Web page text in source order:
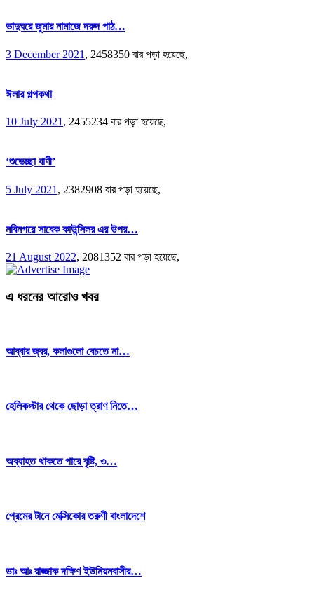
ভাদুঘরে জুমার নামাজে দরুদ পাঠ…
3 December 2021 , 2458350 বার পড়া হয়েছে,
ঈলার গল্পকথা
10 July 2021 , 2455234 বার পড়া হয়েছে,
‘শুভেচ্ছা বাণী’
5 July 2021 , 2382908 বার পড়া হয়েছে,
নবিনগরে সাবেক কাউন্সিলর এর উপর…
21 August 2022, 2081352 বার পড়া হয়েছে,
এ ধরনের আরোও খবর
আব্বার জ্বর, কলাগুলো বেচতে না…
হেলিকপ্টার থেকে ছোড়া ত্রাণ নিতে…
অব্যাহত থাকতে পারে বৃষ্টি, ৩…
প্রেমের টানে মেক্সিকোর তরুণী বাংলাদেশে
ডাঃ আঃ রাজ্জাক দক্ষিণ ইউনিয়নবাসীর…